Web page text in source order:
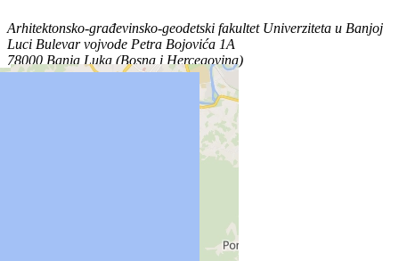
Arhitektonsko-građevinsko-geodetski fakultet Univerziteta u Banjoj
Luci Bulevar vojvode Petra Bojovića 1A
78000 Banja Luka (Bosna i Hercegovina)